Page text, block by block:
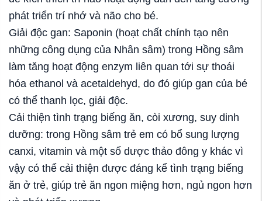
phát triển trí nhớ và não cho bé.
Giải độc gan: Saponin (hoạt chất chính tạo nên
những công dụng của Nhân sâm) trong Hồng sâm
làm tăng hoạt động enzym liên quan tới sự thoái
hóa ethanol và acetaldehyd, do đó giúp gan của bé
có thể thanh lọc, giải độc.
Cải thiện tình trạng biếng ăn, còi xương, suy dinh
dưỡng: trong Hồng sâm trẻ em có bổ sung lượng
canxi, vitamin và một số dược thảo đông y khác vì
vậy có thể cải thiện được đáng kể tình trạng biếng
ăn ở trẻ, giúp trẻ ăn ngon miệng hơn, ngủ ngon hơn